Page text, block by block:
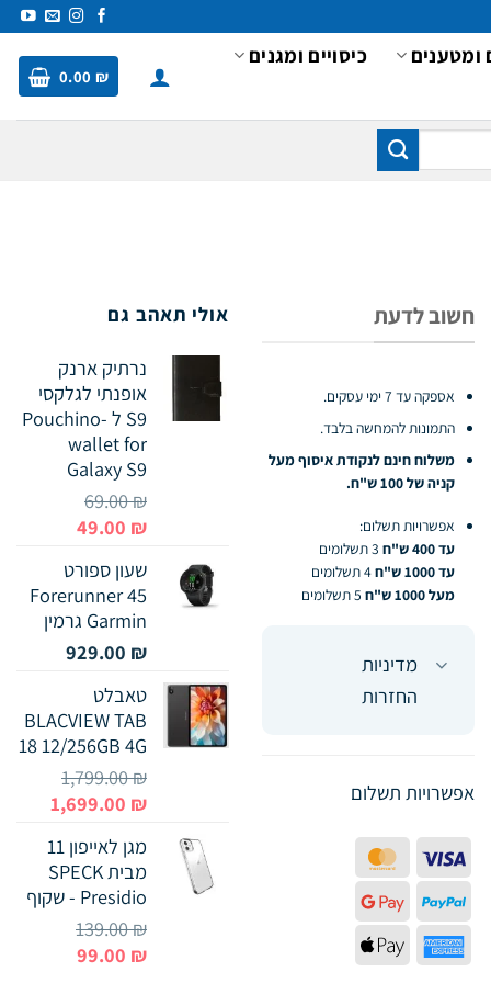
ומטענים
כיסויים ומגנים
0.00 ₪
חשוב לדעת
אספקה עד 7 ימי עסקים.
התמונות להמחשה בלבד.
משלוח חינם לנקודת איסוף מעל
קניה של 100 ש"ח.
אפשרויות תשלום:
עד 400 ש"ח
3 תשלומים
עד 1000 ש"ח
4 תשלומים
מעל 1000 ש"ח
5 תשלומים
מדיניות
החזרות
אפשרויות תשלום
Visa
PayPal
Google
PayAmerican
Express
Apple
Pay
אולי תאהב גם
נרתיק ארנק
אופנתי לגלקסי
S9 ל -Pouchino
wallet for
Galaxy S9
69.00₪
המחיר
היה:
69.00 ₪.
49.00 ₪
המחיר
הוא:
49.00 ₪.
שעון ספורט
Forerunner 45
Garmin גרמין
929.00 ₪
טאבלט
BLACVIEW TAB
18 12/256GB 4G
1,799.00₪
המחיר
היה:
1,799.00 ₪.
1,699.00 ₪
הוא:
₪.
מגן לאייפון 11
מבית SPECK
Presidio - שקוף
139.00₪
המחיר99.00 ₪
המחיר